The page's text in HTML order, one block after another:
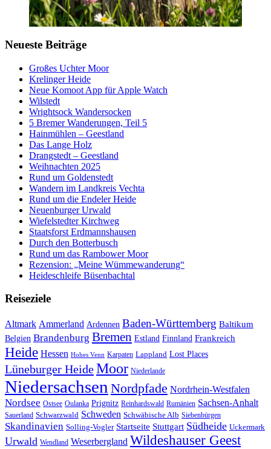
Neueste Beiträge
Großes Uchter Moor
Krelinger Heide
Neue Komoot App für Apple Watch
Wilstedt
Wrightsock Wandersocken
5 Bremer Wanderungen, Teil 5
Hainmühlen – Geestland
Das Lange Holz
Drangstedt – Geestland
Weihnachten 2025
Rund um Goldenstedt
Wandern im Landkreis Vechta
Rund um die Endeler Heide
Neuenburger Urwald
Wiefelstedter Kirchweg
Staatsforst Erdmannshausen
Durch den Botterbusch
Rund um das Rambower Moor
Rezension: „Meine Wümmewanderung“
Heideschleife Büsenbachtal
Reiseziele
Altmark Ammerland Ardennen Baden-Württemberg Baltikum
Belgien Brandenburg Bremen Estland Finnland Frankreich
Heide Hessen Hohes Venn Karpaten Lappland Lost Places
Lüneburger HeideMoor Niederlande
Niedersachsen Nordpfade Nordrhein-Westfalen
Nordsee Ostsee Oulanka Prignitz Reinhardswald Rumänien Sachsen-Anhalt
Sauerland Schwarzwald Schweden Schwäbische Alb Siebenbürgen
Skandinavien Solling-Vogler Startseite Stuttgart Südheide Uckermark
Urwald Wendland Weserbergland Wildeshauser Geest